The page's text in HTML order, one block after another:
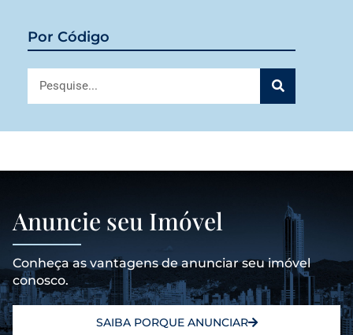
Por Código
Anuncie seu Imóvel
Conheça as vantagens de anunciar seu imóvel
conosco.
SAIBA PORQUE ANUNCIAR